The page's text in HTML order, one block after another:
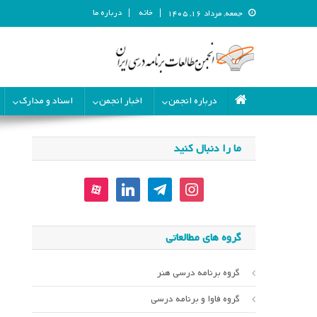
جمعه, مرداد ۱۶, ۱۴۰۵ خانه درباره ما
انجمن مطالعات برنامه درسی
درباره انجمن
اخبار انجمن اسناد و مدارک
ما را دنبال کنید
instagram
telegram
linkedin
aparat
گروه های مطالعاتی
گروه برنامه درسی هنر
گروه فاوا و برنامه درسی